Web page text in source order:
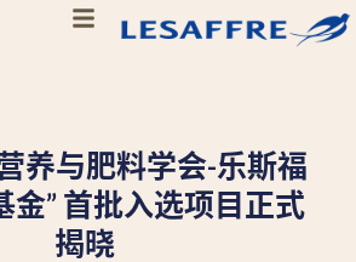
养与肥料学会-乐斯福
金” 首批入选项目正式
揭晓